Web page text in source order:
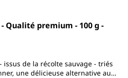
5 étoiles
Qualité premium - 100 g -
issus de la récolte sauvage - triés
une délicieuse alternative au